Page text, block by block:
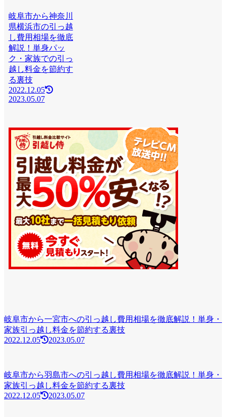
岐阜市から神奈川
県横浜市の引っ越
し費用相場を徹底
解説！単身パッ
ク・家族での引っ
越し料金を節約す
る裏技
2022.12.05
2023.05.07
岐阜市から一宮市への引っ越し費用相場を徹底解説！単身・
家族引っ越し料金を節約する裏技
2022.12.05
2023.05.07
岐阜市から羽島市への引っ越し費用相場を徹底解説！単身・
家族引っ越し料金を節約する裏技
2022.12.05
2023.05.07